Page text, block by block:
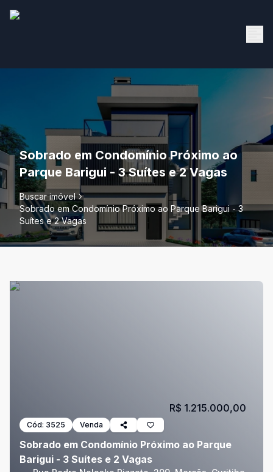
Sobrado em Condomínio Próximo ao
Parque Barigui - 3 Suítes e 2 Vagas
Buscar imóvel
Sobrado em Condomínio Próximo ao Parque Barigui - 3
Suítes e 2 Vagas
Cód: 3525 Venda
Sobrado em Condomínio Próximo ao Parque
Barigui - 3 Suítes e 2 Vagas
R$ 1.215.000,00